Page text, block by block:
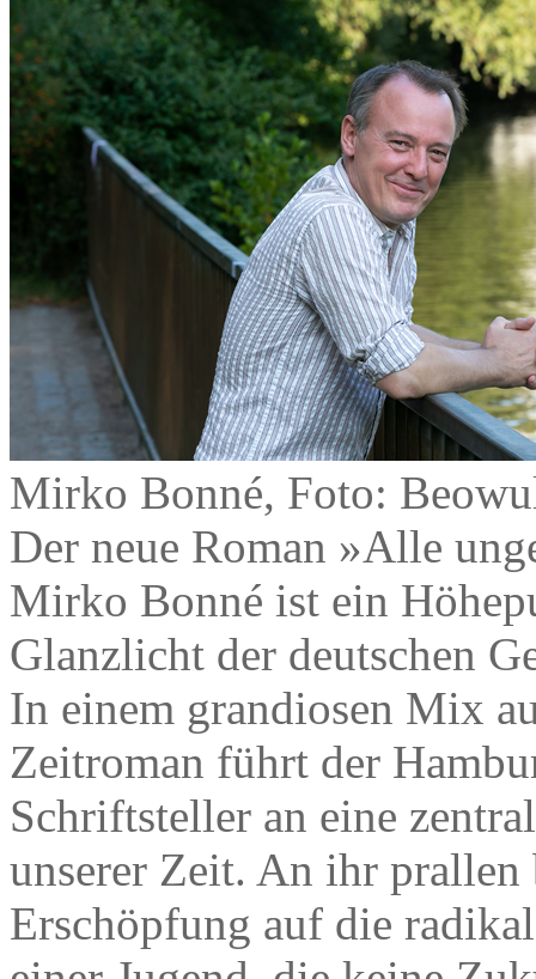
Mirko Bonné, Foto:
Der neue Roman »Alle
Mirko Bonné ist ein
Glanzlicht der deutschen
In einem grandiosen Mix
Zeitroman führt der
Schriftsteller an eine
unserer Zeit. An ihr
Erschöpfung auf die